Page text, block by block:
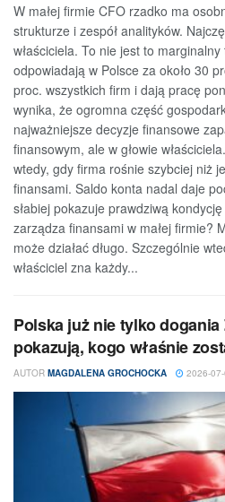
W małej firmie CFO rzadko ma
strukturze i zespół analityków.
właściciela. To nie jest to
odpowiadają w Polsce za około 30
proc. wszystkich firm i dają pracę
wynika, że ogromna część
najważniejsze decyzje finansowe
finansowym, ale w głowie
wtedy, gdy firma rośnie szybciej niż
finansami. Saldo konta nadal daje
słabiej pokazuje prawdziwą
zarządza finansami w małej firmie?
może działać długo. Szczególnie
właściciel zna każdy...
Polska już nie tylko
pokazują, kogo właśnie
AUTOR MAGDALENA GROCHOCKA 2026-